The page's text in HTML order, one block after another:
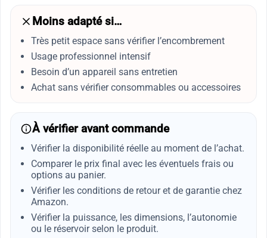
Moins adapté si…
Très petit espace sans vérifier l’encombrement
Usage professionnel intensif
Besoin d’un appareil sans entretien
Achat sans vérifier consommables ou accessoires
À vérifier avant commande
Vérifier la disponibilité réelle au moment de l’achat.
Comparer le prix final avec les éventuels frais ou
options au panier.
Vérifier les conditions de retour et de garantie chez
Amazon.
Vérifier la puissance, les dimensions, l’autonomie
ou le réservoir selon le produit.